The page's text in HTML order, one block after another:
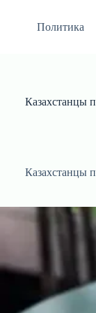
Политика
Казахстанцы
Казахстанцы